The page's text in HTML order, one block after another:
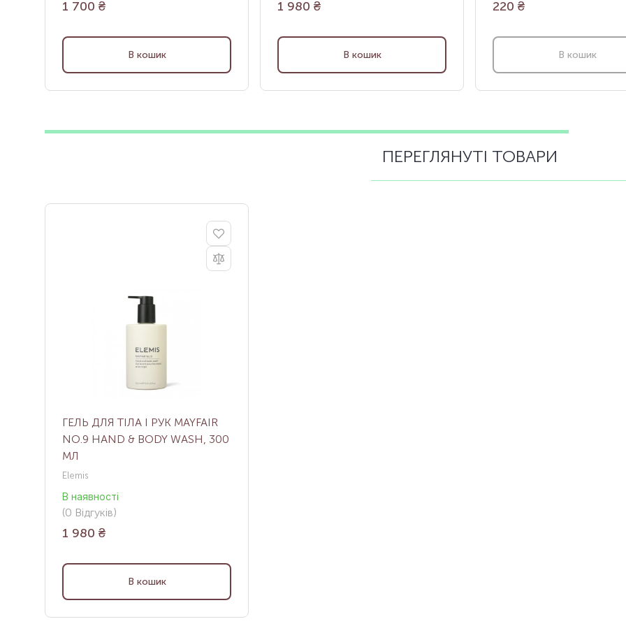
1 700 ₴
В кошик
1 980 ₴
В кошик
220 ₴
В кошик
ПЕРЕГЛЯНУТІ ТОВАРИ
ГЕЛЬ ДЛЯ ТІЛА І РУК MAYFAIR
NO.9 HAND & BODY WASH, 300
МЛ
Elemis
В наявності
(0 Відгуків)
1 980 ₴
В кошик